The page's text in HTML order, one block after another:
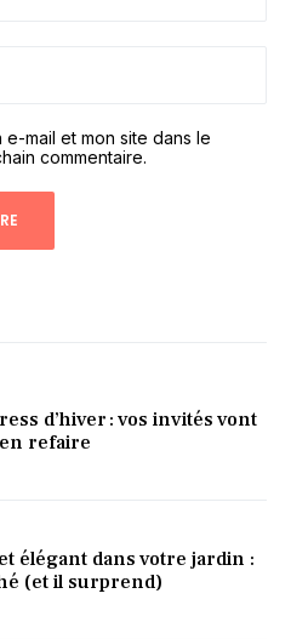
e-mail et mon site dans le
commentaire.
d’hiver : vos invités vont
refaire
élégant dans votre jardin :
(et il surprend)